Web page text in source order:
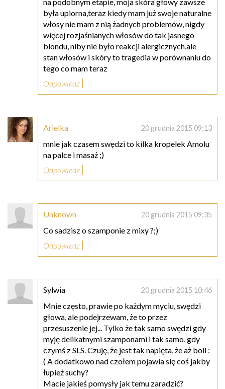
była upiorna,teraz kiedy mam już swoje naturalne
włosy nie mam z nią żadnych problemów, nigdy
więcej rozjaśnianych włosów do tak jasnego
blondu, niby nie było reakcji alergicznych,ale
stan włosów i skóry to tragedia w porównaniu do
tego co mam teraz
Odpowiedz
Arielka 20 grudnia 2015 09:13
mnie jak czasem swędzi to kilka kropelek Amolu
na palce i masaż ;)
Odpowiedz
Unknown 20 grudnia 2015 09:35
Co sadzisz o szamponie z mixy ?;)
Odpowiedz
Sylwia 20 grudnia 2015 10:46
Mnie często, prawie po każdym myciu, swędzi
głowa, ale podejrzewam, że to przez
przesuszenie jej... Tylko że tak samo swędzi gdy
myję delikatnymi szamponami i tak samo, gdy
czymś z SLS. Czuję, że jest tak napięta, że aż boli :
( A dodatkowo nad czołem pojawia się coś jakby
łupież suchy?
Macie jakieś pomysły jak temu zaradzić?